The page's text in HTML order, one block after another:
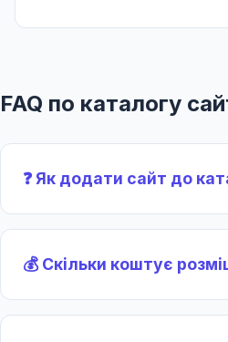
FAQ по каталогу
❓ Як додати сайт до
💰 Скільки коштує